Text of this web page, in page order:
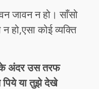
जावन न हो। साँसो
हो,एसा कोई व्यक्ति
के अंदर उस तरफ
पिये या तुझे देखे